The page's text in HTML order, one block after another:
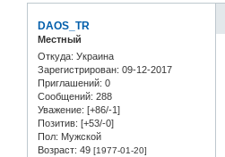
DAOS_TR
Местный
Откуда: Украина
Зарегистрирован: 09-12-2017
Приглашений: 0
Сообщений: 288
Уважение: [+86/-1]
Позитив: [+53/-0]
Пол: Мужской
Возраст: 49 [1977-01-20]